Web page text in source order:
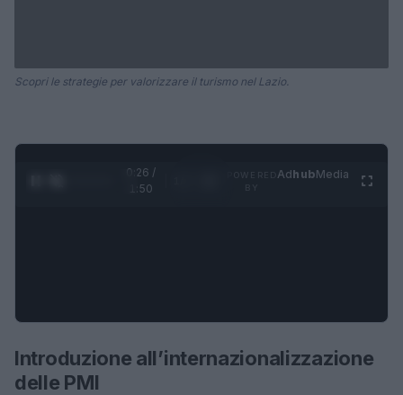
Scopri le strategie per valorizzare il turismo nel Lazio.
0:27 /
1:50
AdhubMedia
Introduzione all’internazionalizzazione
delle PMI